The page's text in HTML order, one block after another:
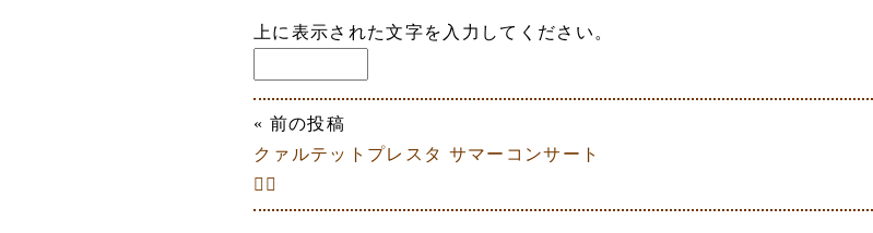
上に表示された文字を入力してください。
« 前の投稿
クァルテットプレスタ サマーコンサート
